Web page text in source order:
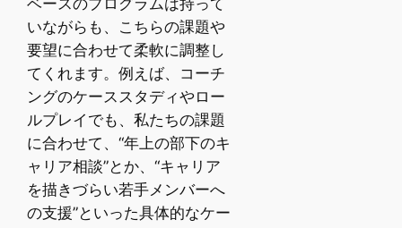
いながらも、こちらの課題や
要望に合わせて柔軟に調整し
てくれます。例えば、コーチ
ングのケーススタディやロー
ルプレイでも、私たちの課題
に合わせて、“年上の部下のキ
ャリア相談”とか、“キャリア
を描きづらい若手メンバーへ
の支援”といった具体的なケー